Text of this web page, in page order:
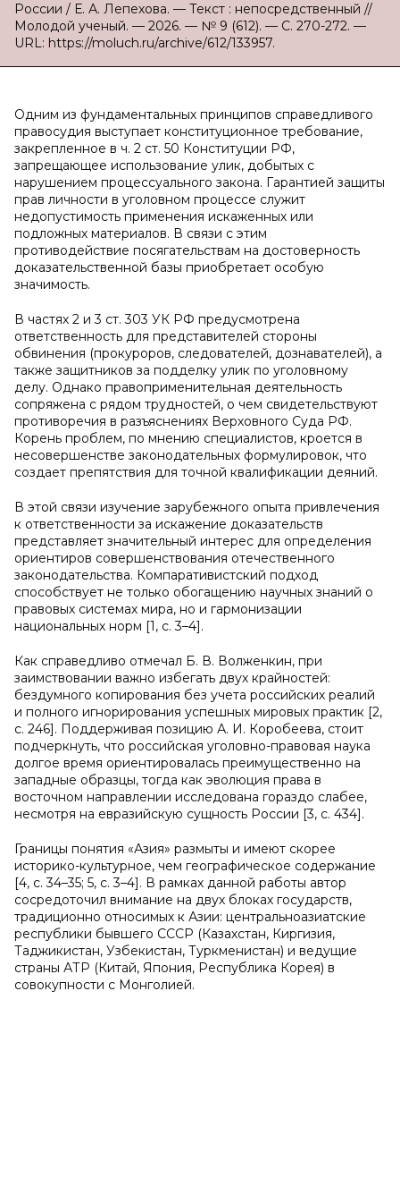
России / Е. А. Лепехова. — Текст : непосредственный //
Молодой ученый. — 2026. — № 9 (612). — С. 270-272. —
URL: https://moluch.ru/archive/612/133957.
Одним из фундаментальных принципов справедливого
правосудия выступает конституционное требование,
закрепленное в ч. 2 ст. 50 Конституции РФ,
запрещающее использование улик, добытых с
нарушением процессуального закона. Гарантией защиты
прав личности в уголовном процессе служит
недопустимость применения искаженных или
подложных материалов. В связи с этим
противодействие посягательствам на достоверность
доказательственной базы приобретает особую
значимость.
В частях 2 и 3 ст. 303 УК РФ предусмотрена
ответственность для представителей стороны
обвинения (прокуроров, следователей, дознавателей), а
также защитников за подделку улик по уголовному
делу. Однако правоприменительная деятельность
сопряжена с рядом трудностей, о чем свидетельствуют
противоречия в разъяснениях Верховного Суда РФ.
Корень проблем, по мнению специалистов, кроется в
несовершенстве законодательных формулировок, что
создает препятствия для точной квалификации деяний.
В этой связи изучение зарубежного опыта привлечения
к ответственности за искажение доказательств
представляет значительный интерес для определения
ориентиров совершенствования отечественного
законодательства. Компаративистский подход
способствует не только обогащению научных знаний о
правовых системах мира, но и гармонизации
национальных норм [1, с. 3–4].
Как справедливо отмечал Б. В. Волженкин, при
заимствовании важно избегать двух крайностей:
бездумного копирования без учета российских реалий
и полного игнорирования успешных мировых практик [2,
с. 246]. Поддерживая позицию А. И. Коробеева, стоит
подчеркнуть, что российская уголовно-правовая наука
долгое время ориентировалась преимущественно на
западные образцы, тогда как эволюция права в
восточном направлении исследована гораздо слабее,
несмотря на евразийскую сущность России [3, с. 434].
Границы понятия «Азия» размыты и имеют скорее
историко-культурное, чем географическое содержание
[4, с. 34–35; 5, с. 3–4]. В рамках данной работы автор
сосредоточил внимание на двух блоках государств,
традиционно относимых к Азии: центральноазиатские
республики бывшего СССР (Казахстан, Киргизия,
Таджикистан, Узбекистан, Туркменистан) и ведущие
страны АТР (Китай, Япония, Республика Корея) в
совокупности с Монголией.